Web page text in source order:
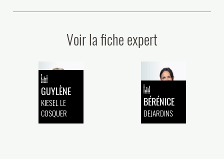
Voir la fiche expert
GUYLÈNE
KIESEL LE
COSQUER
BÉRÉNICE
DEJARDINS